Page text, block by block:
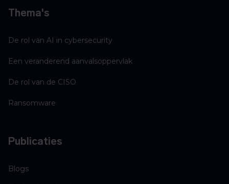
Thema's
De rol van AI in cybersecurity
Een veranderend aanvalsoppervlak
De rol van de CISO
Ransomware
Publicaties
Blogs